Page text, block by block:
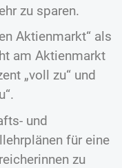
zu sparen.
Aktienmarkt“ als
am Aktienmarkt
„voll zu“ und
und
für eine
zu